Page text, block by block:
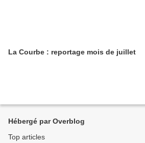
La Courbe : reportage mois de juillet
Hébergé par Overblog
Top articles